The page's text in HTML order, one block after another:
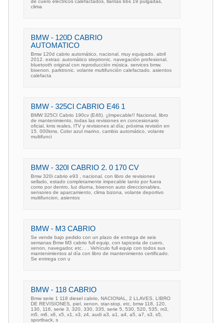
clima
BMW - 120D CABRIO
AUTOMATICO
Bmw 120d cabrio automático, nacional. muy equipado. abril
2012. extras: automático steptronic. navegación profesional.
bluetooth original con reproducción música. services bmw.
bixenon. parktronic. volante multifunción calefactado. asientos
calefacta
BMW - 325CI CABRIO E46 1
BMW 325CI Cabrio 190cv (E46). ¡¡Impecable!! Nacional, libro
de mantenimiento, todas las revisiones en concesionario
oficial, kms reales, ITV y revisiones al día; próxima revisión en
15. 000kms. Color azul marino, cambio automático, volante
multifunci
BMW - 320I CABRIO 2. 0 170 CV
Bmw 320i cabrio e93 , nacional, con libro de revisiones
sellado, estado completamente impecable tanto por fuera
como por dentro, luz diurna, bixenon auto direccionables,
sensores de aparcamiento, clima bizona, volante deportivo
multifuncion, asientos
BMW - M3 CABRIO
Se vende bajo pedido con un plazo de entrega de seis
semanas Bmw M3 cabrio full equip, con tapiceria de cuero,
xenon, navegador, etc. . . Vehículo full equip con todos sus
mantenimientos al día con libro de mantenimiento certificado.
Se entrega con u
BMW - 118 CABRIO
Bmw serie 1 118 diesel cabrio, NACIONAL, 2 LLAVES, LIBRO
DE REVISIONES, piel, xenon, star-stop, etc, bmw 118, 120,
130, 116, serie 3, 320, 330, 335, serie 5, 530, 520, 535, m3,
m5, m6, x6, x5, x1, x3, z4, audi a3, a1, a4, a5, a7, s3, s5,
sportback, s